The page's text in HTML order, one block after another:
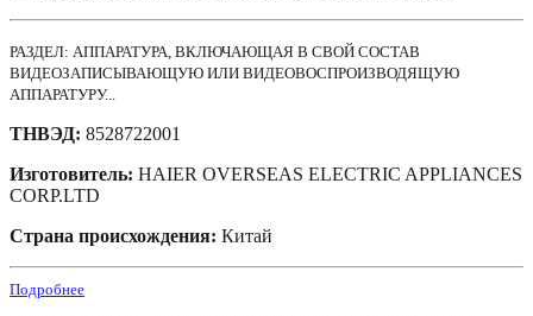
РАЗДЕЛ: АППАРАТУРА, ВКЛЮЧАЮЩАЯ В СВОЙ СОСТАВ
ВИДЕОЗАПИСЫВАЮЩУЮ ИЛИ ВИДЕОВОСПРОИЗВОДЯЩУЮ
АППАРАТУРУ...
ТНВЭД: 8528722001
Изготовитель: HAIER OVERSEAS ELECTRIC APPLIANCES
CORP.LTD
Страна происхождения: Китай
Подробнее